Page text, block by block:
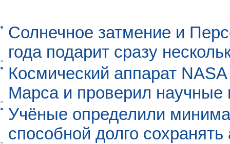
Солнечное затмение и
года подарит сразу
Космический аппарат
Марса и проверил научные
Учёные определили
способной долго